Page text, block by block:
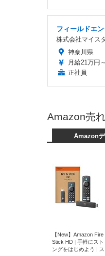
フィールドエ
株式会社マイス
神奈川県
月給21万円
正社員
Amazon売
Amazon
【New】Amazon Fire
Stick HD | 手軽にスト
ングをはじめよう | ス